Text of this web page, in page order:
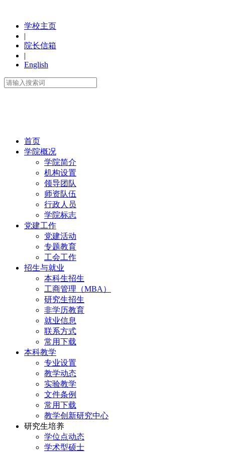
学校主页
|
院长信箱
|
English
首页
学院概况
学院简介
机构设置
领导团队
师资队伍
行政人员
学院标志
党建工作
党建活动
专题教育
工会工作
招生与就业
本科生招生
工商管理（MBA）
研究生招生
非学历教育
就业信息
联系方式
常用下载
本科教学
专业设置
教学动态
实验教学
文件条例
常用下载
教学创新研究中心
研究生培养
学位点动态
学术型硕士